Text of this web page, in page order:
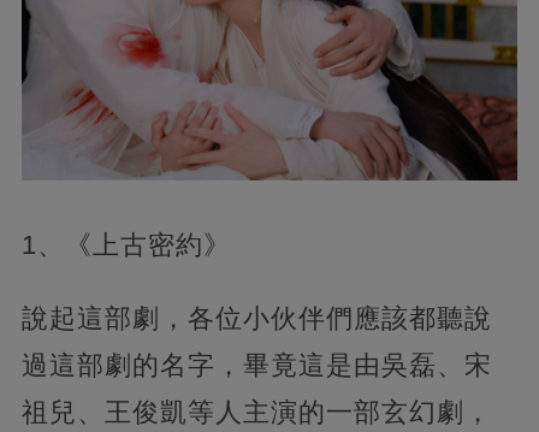
1、《上古密約》
說起這部劇，各位小伙伴們應該都聽說
過這部劇的名字，畢竟這是由吳磊、宋
祖兒、王俊凱等人主演的一部玄幻劇，